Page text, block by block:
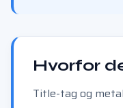
Hvorfor
Title-tag og